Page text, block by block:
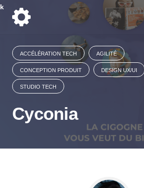
Skip
content
ACCÉLÉRATION TECH AGILITÉ
CONCEPTION PRODUIT DESIGN UX/UI
STUDIO TECH
Cyconia